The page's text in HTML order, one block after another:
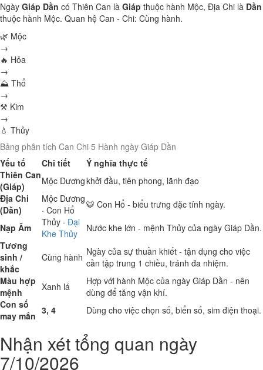
Ngày Giáp Dần có Thiên Can là Giáp thuộc hành Mộc, Địa Chi là Dần
thuộc hành Mộc. Quan hệ Can - Chi: Cùng hành.
🌿 Mộc
→
🔥 Hỏa
→
⛰ Thổ
→
⚒ Kim
→
💧 Thủy
Bảng phân tích Can Chi 5 Hành ngày Giáp Dần
Yếu tố
Chi tiết
Ý nghĩa thực tế
Thiên Can
(Giáp)
Mộc Dươngkhởi đầu, tiên phong, lãnh đạo
Địa Chi
(Dần)
Mộc Dương
· Con Hổ
🐯 Con Hổ - biểu trưng đặc tính ngày.
Nạp Âm
Thủy · Đại
Khe Thủy
Nước khe lớn - mệnh Thủy của ngày Giáp Dần.
Tương
sinh /
khắc
Cùng hành Ngày của sự thuần khiết - tận dụng cho việc
cần tập trung 1 chiều, tránh đa nhiệm.
Màu hợp
mệnh
Xanh lá
Hợp với hành Mộc của ngày Giáp Dần - nên
dùng để tăng vận khí.
Con số
may mắn 3, 4 Dùng cho việc chọn số, biển số, sim điện thoại.
Nhận xét tổng quan ngày
7/10/2026